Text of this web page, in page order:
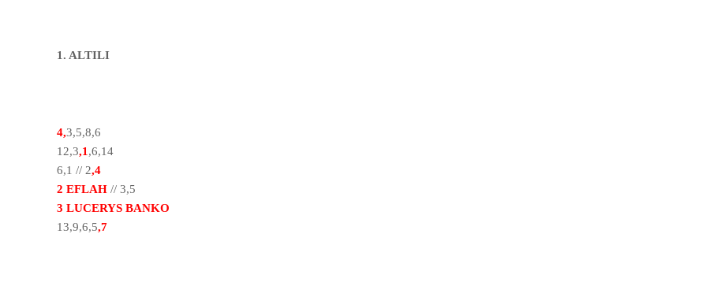
1. ALTILI
4,3,5,8,6
12,3,1 ,6,14
6,1 // 2,4
2 EFLAH // 3,5
3 LUCERYS BANKO
13,9,6,5,7